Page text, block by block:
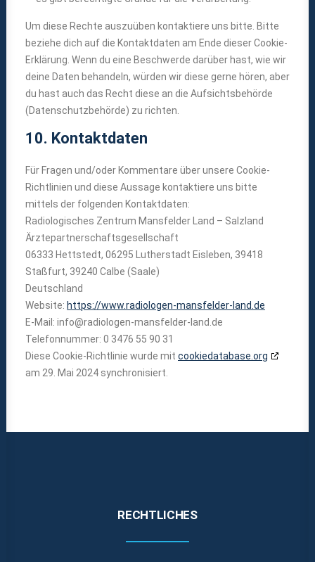
Um diese Rechte auszuüben kontaktiere uns bitte. Bitte
beziehe dich auf die Kontaktdaten am Ende dieser Cookie-
Erklärung. Wenn du eine Beschwerde darüber hast, wie wir
deine Daten behandeln, würden wir diese gerne hören, aber
du hast auch das Recht diese an die Aufsichtsbehörde
(Datenschutzbehörde) zu richten.
10. Kontaktdaten
Für Fragen und/oder Kommentare über unsere Cookie-
Richtlinien und diese Aussage kontaktiere uns bitte
mittels der folgenden Kontaktdaten:
Radiologisches Zentrum Mansfelder Land – Salzland
Ärztepartnerschaftsgesellschaft
06333 Hettstedt, 06295 Lutherstadt Eisleben, 39418
Staßfurt, 39240 Calbe (Saale)
Deutschland
Website: https://www.radiologen-mansfelder-land.de
E-Mail: info@radiologen-mansfelder-land.de
Telefonnummer: 0 3476 55 90 31
Diese Cookie-Richtlinie wurde mit cookiedatabase.org
am 29. Mai 2024 synchronisiert.
RECHTLICHES